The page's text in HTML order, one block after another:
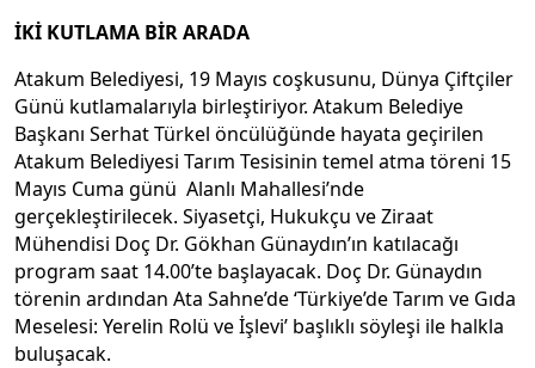
İKİ KUTLAMA BİR ARADA
Atakum Belediyesi, 19 Mayıs coşkusunu, Dünya Çiftçiler
Günü kutlamalarıyla birleştiriyor. Atakum Belediye
Başkanı Serhat Türkel öncülüğünde hayata geçirilen
Atakum Belediyesi Tarım Tesisinin temel atma töreni 15
Mayıs Cuma günü Alanlı Mahallesi’nde
gerçekleştirilecek. Siyasetçi, Hukukçu ve Ziraat
Mühendisi Doç Dr. Gökhan Günaydın’ın katılacağı
program saat 14.00’te başlayacak. Doç Dr. Günaydın
törenin ardından Ata Sahne’de ‘Türkiye’de Tarım ve Gıda
Meselesi: Yerelin Rolü ve İşlevi’ başlıklı söyleşi ile halkla
buluşacak.